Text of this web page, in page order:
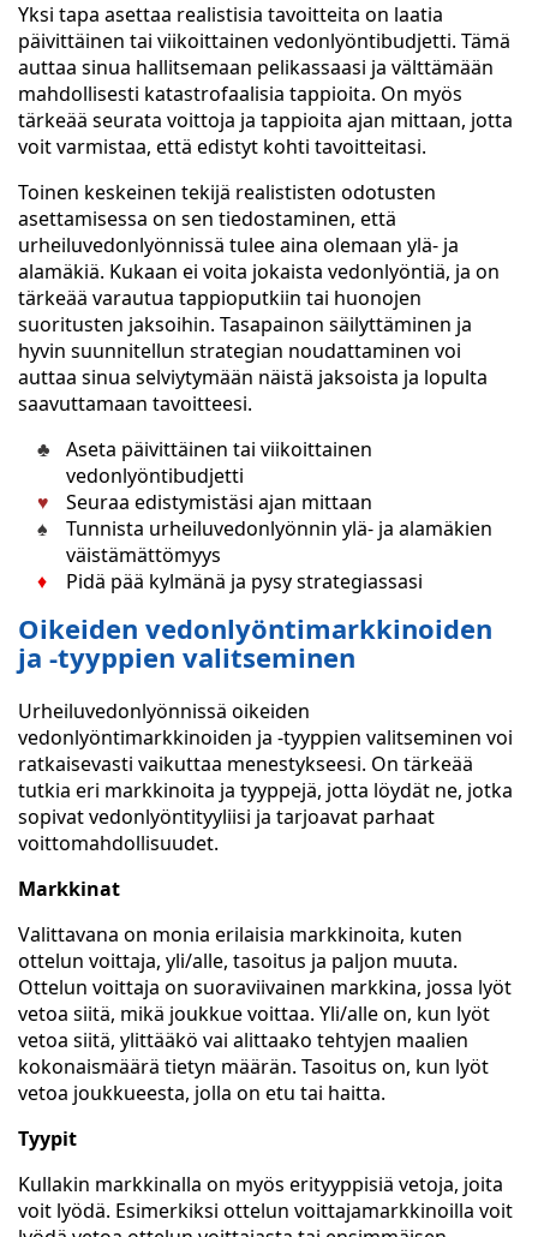
Yksi tapa asettaa realistisia tavoitteita on laatia
päivittäinen tai viikoittainen vedonlyöntibudjetti. Tämä
auttaa sinua hallitsemaan pelikassaasi ja välttämään
mahdollisesti katastrofaalisia tappioita. On myös
tärkeää seurata voittoja ja tappioita ajan mittaan, jotta
voit varmistaa, että edistyt kohti tavoitteitasi.
Toinen keskeinen tekijä realististen odotusten
asettamisessa on sen tiedostaminen, että
urheiluvedonlyönnissä tulee aina olemaan ylä- ja
alamäkiä. Kukaan ei voita jokaista vedonlyöntiä, ja on
tärkeää varautua tappioputkiin tai huonojen
suoritusten jaksoihin. Tasapainon säilyttäminen ja
hyvin suunnitellun strategian noudattaminen voi
auttaa sinua selviytymään näistä jaksoista ja lopulta
saavuttamaan tavoitteesi.
Aseta päivittäinen tai viikoittainen
vedonlyöntibudjetti
Seuraa edistymistäsi ajan mittaan
Tunnista urheiluvedonlyönnin ylä- ja alamäkien
väistämättömyys
Pidä pää kylmänä ja pysy strategiassasi
Oikeiden vedonlyöntimarkkinoiden
ja -tyyppien valitseminen
Urheiluvedonlyönnissä oikeiden
vedonlyöntimarkkinoiden ja -tyyppien valitseminen voi
ratkaisevasti vaikuttaa menestykseesi. On tärkeää
tutkia eri markkinoita ja tyyppejä, jotta löydät ne, jotka
sopivat vedonlyöntityyliisi ja tarjoavat parhaat
voittomahdollisuudet.
Markkinat
Valittavana on monia erilaisia markkinoita, kuten
ottelun voittaja, yli/alle, tasoitus ja paljon muuta.
Ottelun voittaja on suoraviivainen markkina, jossa lyöt
vetoa siitä, mikä joukkue voittaa. Yli/alle on, kun lyöt
vetoa siitä, ylittääkö vai alittaako tehtyjen maalien
kokonaismäärä tietyn määrän. Tasoitus on, kun lyöt
vetoa joukkueesta, jolla on etu tai haitta.
Tyypit
Kullakin markkinalla on myös erityyppisiä vetoja, joita
voit lyödä. Esimerkiksi ottelun voittajamarkkinoilla voit